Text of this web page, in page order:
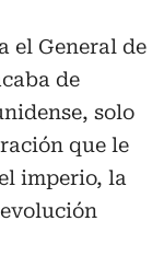
el General de
de
solo
que le
imperio, la